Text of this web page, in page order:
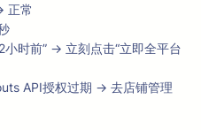
正常
小时前” → 立刻点击“立即全平台
API授权过期 → 去店铺管理